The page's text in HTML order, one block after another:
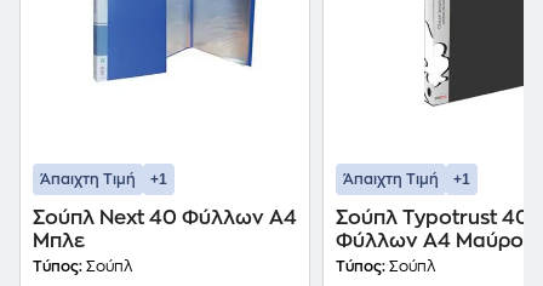
Άπαιχτη Τιμή +1
Σούπλ Next 40 Φύλλων Α4
Μπλε
Τύπος: Σούπλ
Άπαιχτη Τιμή +1
Σούπλ Typotrust 40
Φύλλων Α4 Μαύρο
Τύπος: Σούπλ